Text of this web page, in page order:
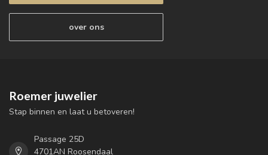
over ons
Roemer juwelier
Stap binnen en laat u betoveren!
Passage 25D
4701AN Roosendaal